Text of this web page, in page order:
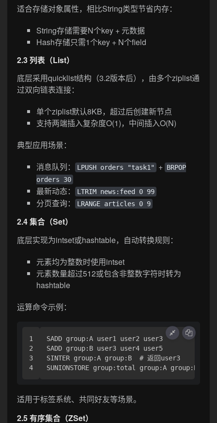
适合存储对象属性，相比String类型节省内存：
String存储需要N个key + 元数据
Hash存储只需1个key + N个field
2.3 列表（List）
底层采用quicklist结构（3.2版本后），由多个ziplist通
过双向链表连接：
单个ziplist默认8KB，超过后创建新节点
支持两端插入复杂度O(1)，中间插入O(N)
典型应用场景：
消息队列：
LPUSH orders "task1" + BRPOP
orders 30
最新动态： LTRIM news:feed 0 99
分页查询： LRANGE articles 0 9
2.4 集合（Set）
底层实现为intset或hashtable，自动转换规则：
元素均为整数时使用intset
元素数量超过512或包含非整数字符时转为
hashtable
运算命令示例：
1
2
3
SADD group:A user1 user2 user3
SADD group:B user3 user4 user5
SINTER group:A group:B  # 返回user3
适用于标签系统、共同好友等场景。
2.5 有序集合（ZSet）